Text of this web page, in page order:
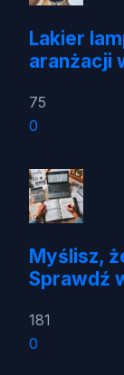
Lakier
aranżacji
75
0
Myślisz,
Sprawdź
181
0